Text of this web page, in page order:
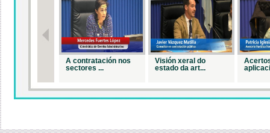
A contratación nos
sectores ...
Visión xeral do
estado da art...